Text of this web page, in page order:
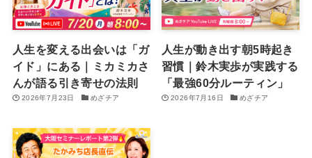
人生を変える出会いは「ガ
イド」にある｜ミカミカさ
んが語る引き寄せの法則
2026年7月23日 めざチア
人生が動き出す朝5時起き
習慣｜鈴木実歩が実践する
「最強60分ルーティン」
2026年7月16日 めざチア